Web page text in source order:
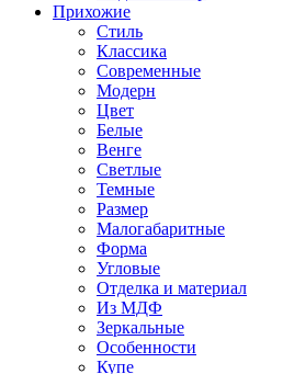
Прихожие
Стиль
Классика
Современные
Модерн
Цвет
Белые
Венге
Светлые
Темные
Размер
Малогабаритные
Форма
Угловые
Отделка и материал
Из МДФ
Зеркальные
Особенности
Купе